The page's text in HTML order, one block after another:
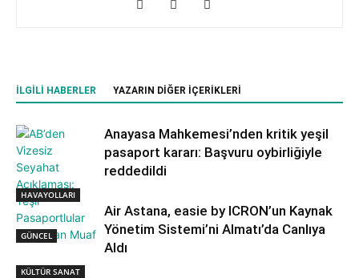
İLGILI HABERLER YAZARIN DIĞER İÇERIKLERI
GÜNCEL
Anayasa Mahkemesi’nden kritik yeşil
pasaport kararı: Başvuru oybirliğiyle
reddedildi
HAVAYOLLARI
Air Astana, easie by ICRON’un Kaynak
Yönetim Sistemi’ni Almatı’da Canlıya
Aldı
KÜLTÜR SANAT